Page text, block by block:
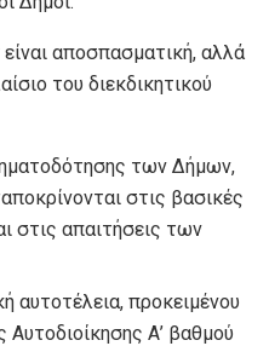
αποσπασματική, αλλά
του διεκδικητικού
των Δήμων,
στις βασικές
στις απαιτήσεις των
αυτοτέλεια, προκειμένου
Αυτοδιοίκησης Α’ βαθμού